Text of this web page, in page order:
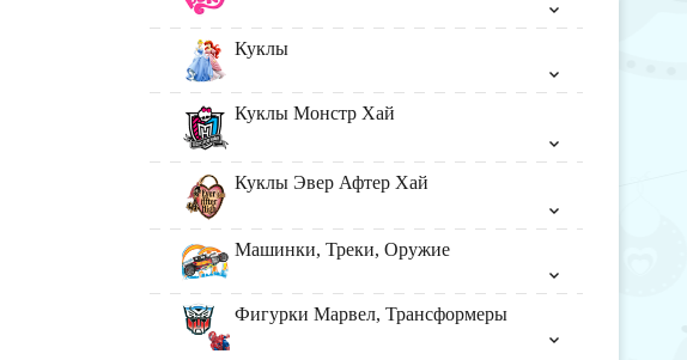
Куклы
Куклы Монстр Хай
Куклы Эвер Афтер Хай
Машинки, Треки, Оружие
Фигурки Марвел, Трансформеры